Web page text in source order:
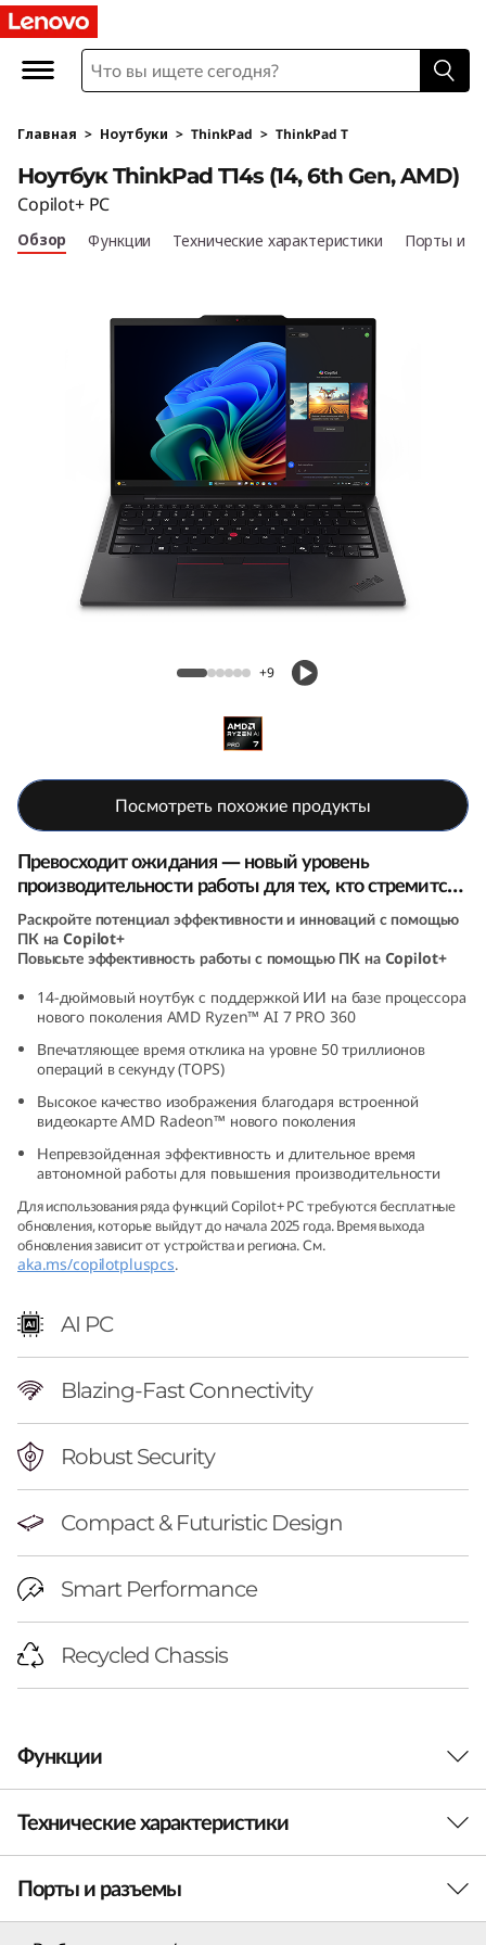
L
n
o
v
o
G
e
n
6
1
4
A
M
D
L
a
p
o
p
Главная > Ноутбуки > ThinkPad > ThinkPad T
Ноутбук ThinkPad T14s (14, 6th Gen, AMD)
Copilot+ PC
Обзор Функции Технические характеристики Порты и
+9
Посмотреть похожие продукты
Превосходит ожидания — новый уровень
производительности работы для тех, кто стремится
к большему
Раскройте потенциал эффективности и инноваций с помощью
ПК на Copilot+
Повысьте эффективность работы с помощью ПК на Copilot+
14-дюймовый ноутбук с поддержкой ИИ на базе процессора
нового поколения AMD Ryzen™ AI 7 PRO 360
Впечатляющее время отклика на уровне 50 триллионов
операций в секунду (TOPS)
Высокое качество изображения благодаря встроенной
видеокарте AMD Radeon™ нового поколения
Непревзойденная эффективность и длительное время
автономной работы для повышения производительности
Для использования ряда функций Copilot+ PC требуются бесплатные
обновления, которые выйдут до начала 2025 года. Время выхода
обновления зависит от устройства и региона. См.
aka.ms/copilotpluspcs.
AI PC
Blazing-Fast Connectivity
Robust Security
Compact & Futuristic Design
Smart Performance
Recycled Chassis
Функции
Ваш самый умный
помощник в работе
Ноутбук ThinkPad T14s (14, 6th Gen, AMD) —
Технические характеристики
Производительность
Порты и разъемы